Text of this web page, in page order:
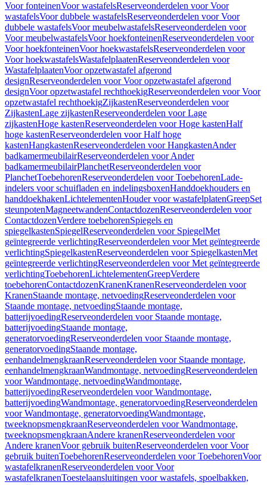
Voor fonteinenVoor wastafelsReserveonderdelen voor Voor
wastafelsVoor dubbele wastafelsReserveonderdelen voor Voor
dubbele wastafelsVoor meubelwastafelsReserveonderdelen voor
Voor meubelwastafelsVoor hoekfonteinenReserveonderdelen voor
Voor hoekfonteinenVoor hoekwastafelsReserveonderdelen voor
Voor hoekwastafelsWastafelplaatenReserveonderdelen voor
WastafelplaatenVoor opzetwastafel afgerond
designReserveonderdelen voor Voor opzetwastafel afgerond
designVoor opzetwastafel rechthoekigReserveonderdelen voor Voor
opzetwastafel rechthoekigZijkastenReserveonderdelen voor
ZijkastenLage zijkastenReserveonderdelen voor Lage
zijkastenHoge kastenReserveonderdelen voor Hoge kastenHalf
hoge kastenReserveonderdelen voor Half hoge
kastenHangkastenReserveonderdelen voor HangkastenAnder
badkamermeubilairReserveonderdelen voor Ander
badkamermeubilairPlanchetReserveonderdelen voor
PlanchetToebehorenReserveonderdelen voor ToebehorenLade-
indelers voor schuifladen en indelingsboxenHanddoekhouders en
handdoekhakenLichtelementenHouder voor wastafelplatenGreepSet
steunpotenMagneetwandenContactdozenReserveonderdelen voor
ContactdozenVerdere toebehorenSpiegels en
spiegelkastenSpiegelReserveonderdelen voor SpiegelMet
geïntegreerde verlichtingReserveonderdelen voor Met geïntegreerde
verlichtingSpiegelkastenReserveonderdelen voor SpiegelkastenMet
geïntegreerde verlichtingReserveonderdelen voor Met geïntegreerde
verlichtingToebehorenLichtelementenGreepVerdere
toebehorenContactdozenKranenKranenReserveonderdelen voor
KranenStaande montage, netvoedingReserveonderdelen voor
Staande montage, netvoedingStaande montage,
batterijvoedingReserveonderdelen voor Staande montage,
batterijvoedingStaande montage,
generatorvoedingReserveonderdelen voor Staande montage,
generatorvoedingStaande montage,
eenhandelmengkraanReserveonderdelen voor Staande montage,
eenhandelmengkraanWandmontage, netvoedingReserveonderdelen
voor Wandmontage, netvoedingWandmontage,
batterijvoedingReserveonderdelen voor Wandmontage,
batterijvoedingWandmontage, generatorvoedingReserveonderdelen
voor Wandmontage, generatorvoedingWandmontage,
tweeknopsmengkraanReserveonderdelen voor Wandmontage,
tweeknopsmengkraanAndere kranenReserveonderdelen voor
Andere kranenVoor gebruik buitenReserveonderdelen voor Voor
gebruik buitenToebehorenReserveonderdelen voor ToebehorenVoor
wastafelkranenReserveonderdelen voor Voor
wastafelkranenToestelaansluitingen voor wastafels, spoelbakken,